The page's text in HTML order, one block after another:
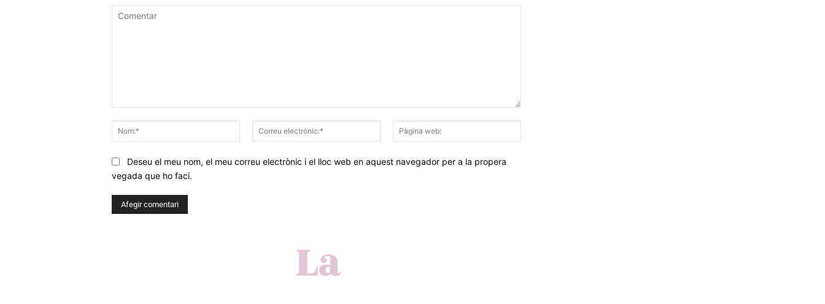
Nom:*
Correu
electrònic:*
web:
Deseu el meu nom, el meu correu electrònic i el lloc web en aquest navegador per a la propera
vegada que ho faci.